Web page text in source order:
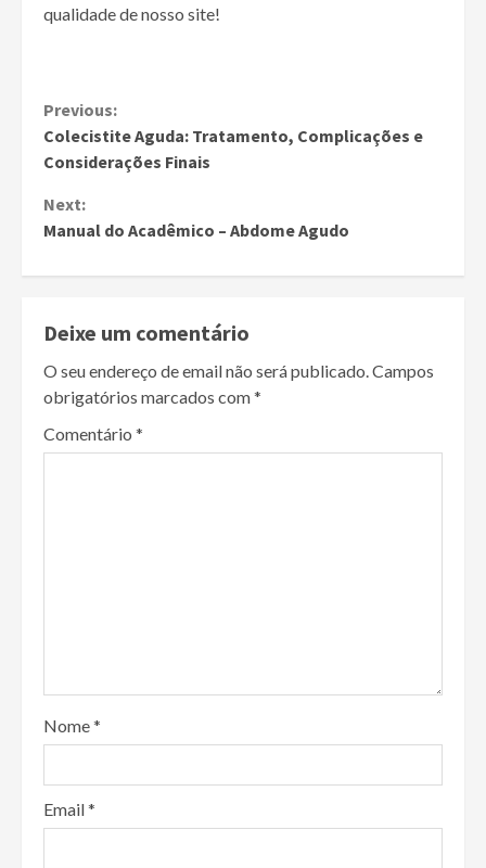
qualidade de nosso site!
Continue
Reading
Previous:
Colecistite Aguda: Tratamento, Complicações e
Considerações Finais
Next:
Manual do Acadêmico – Abdome Agudo
Deixe um comentário
O seu endereço de email não será publicado.Campos
obrigatórios marcados com*
Comentário *
Nome*
Email*